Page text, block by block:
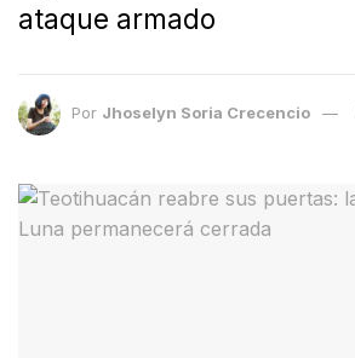
ataque armado
Por Jhoselyn Soria Crecencio